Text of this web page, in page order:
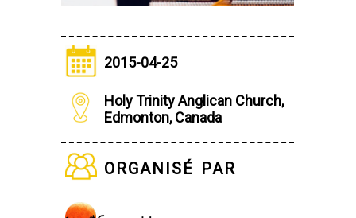
2015-04-25
Holy Trinity Anglican Church,
Edmonton, Canada
organisé par